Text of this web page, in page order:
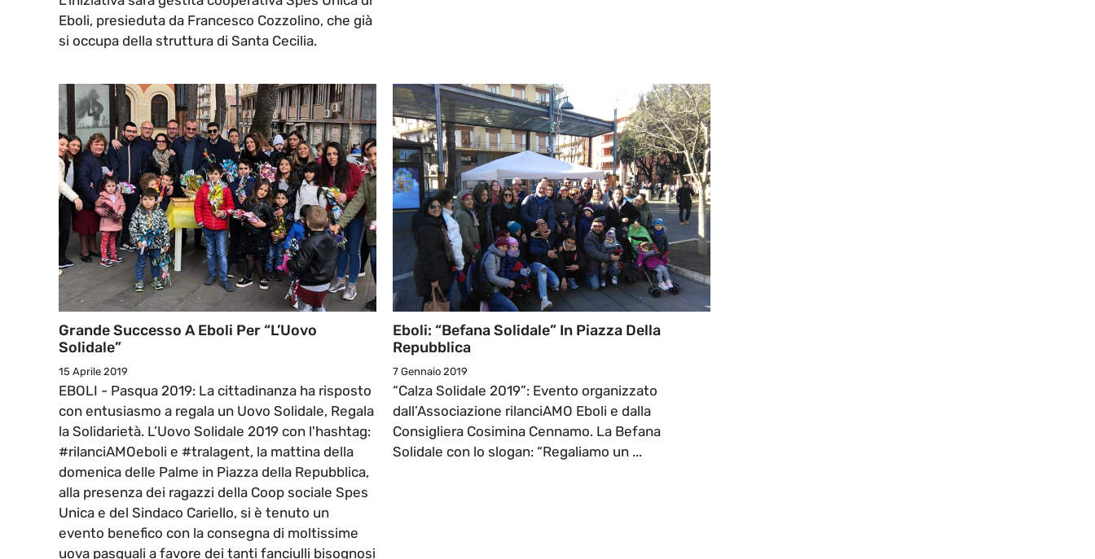
Eboli, presieduta da Francesco Cozzolino, che già
si occupa della struttura di Santa Cecilia.
Grande Successo A Eboli Per “L’Uovo
Solidale”
15 Aprile 2019
EBOLI - Pasqua 2019: La cittadinanza ha risposto
con entusiasmo a regala un Uovo Solidale, Regala
la Solidarietà. L’Uovo Solidale 2019 con l'hashtag:
#rilanciAMOeboli e #tralagent, la mattina della
domenica delle Palme in Piazza della Repubblica,
alla presenza dei ragazzi della Coop sociale Spes
Unica e del Sindaco Cariello, si è tenuto un
evento benefico con la consegna di moltissime
uova pasquali a favore dei tanti fanciulli bisognosi
Eboli: “Befana Solidale” In Piazza Della
Repubblica
7 Gennaio 2019
“Calza Solidale 2019”: Evento organizzato
dall’Associazione rilanciAMO Eboli e dalla
Consigliera Cosimina Cennamo. La Befana
Solidale con lo slogan: “Regaliamo un ...